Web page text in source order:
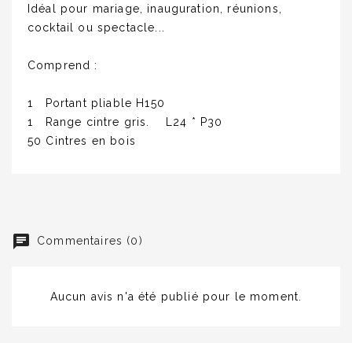
Idéal pour mariage, inauguration, réunions,
cocktail ou spectacle...
Comprend :
1 Portant pliable H150
1 Range cintre gris. L24 * P30
50 Cintres en bois
Commentaires (0)
Aucun avis n'a été publié pour le moment.